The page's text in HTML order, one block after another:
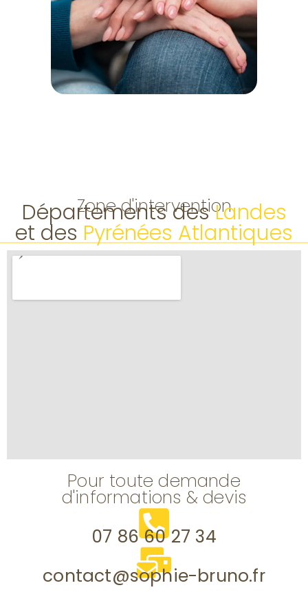
Zone d'intervention
Départements desLandes
et des Pyrénées Atlantiques
Pour toute demande
d'informations & devis
07 86 60 27 34
contact@sophie-bruno.fr